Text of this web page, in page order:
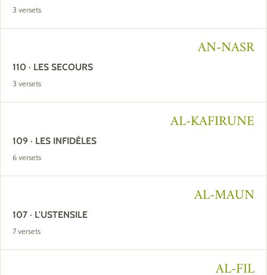
3 versets
AN-NASR
110 · LES SECOURS
3 versets
AL-KAFIRUNE
109 · LES INFIDÈLES
6 versets
AL-MAUN
107 · L'USTENSILE
7 versets
AL-FIL